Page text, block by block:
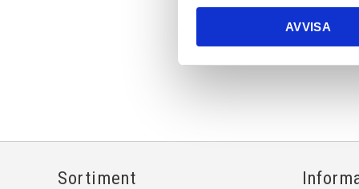
AVVISA
Sortiment